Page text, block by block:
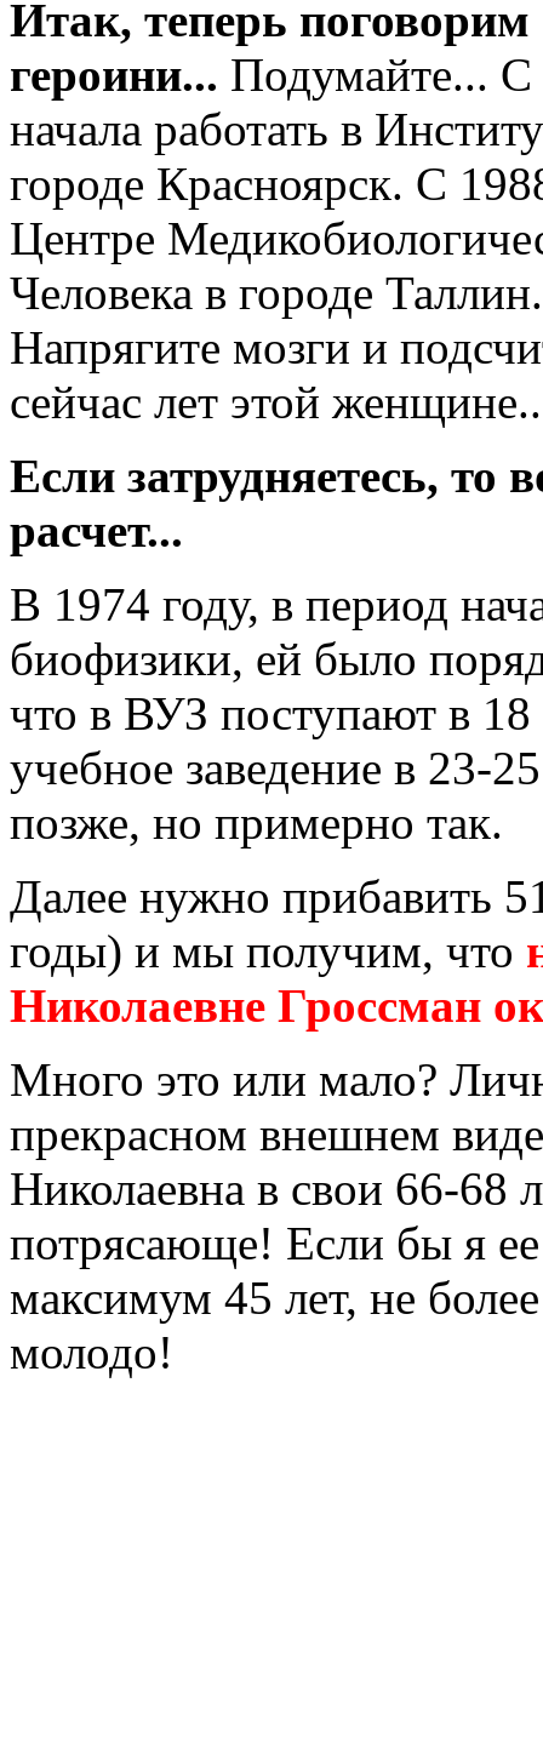
Итак, теперь
героини... Подумайте... С
начала работать в
городе Красноярск. С
Центре
Человека в городе
Напрягите мозги и
сейчас лет этой
Если затрудняетесь, то
расчет...
В 1974 году, в период
биофизики, ей было
что в ВУЗ поступают в
учебное заведение в 23-
позже, но примерно так.
Далее нужно прибавить
годы) и мы получим, что
Николаевне Гроссман
Много это или мало?
прекрасном внешнем
Николаевна в свои 66-68
потрясающе! Если бы я
максимум 45 лет, не
молодо!